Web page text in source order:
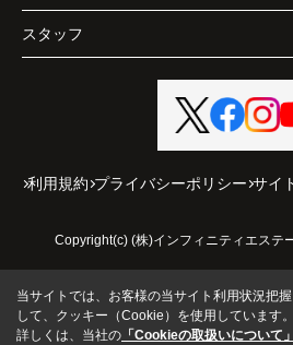
スタッフ
利用規約 プライバシーポリシー サイ
Copyright(c) (株)インフィニティエステ
当サイトでは、お客様の当サイト利用状況把
して、クッキー（Cookie）を使用しています。
詳しくは、当社の 「Cookieの取扱いについて」